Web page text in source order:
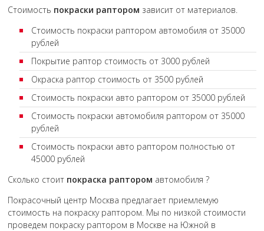
Стоимость покраски раптором зависит от материалов.
Стоимость покраски раптором автомобиля от 35000
рублей
Покрытие раптор стоимость от 3000 рублей
Окраска раптор стоимость от 3500 рублей
Стоимость покраски авто раптором от 35000 рублей
Стоимость покраски автомобиля раптором от 35000
рублей
Стоимость покраски авто раптором полностью от
45000 рублей
Сколько стоит покраска раптором автомобиля ?
Покрасочный центр Москва предлагает приемлемую
стоимость на покраску раптором. Мы по низкой стоимости
проведем покраску раптором в Москве на Южной в